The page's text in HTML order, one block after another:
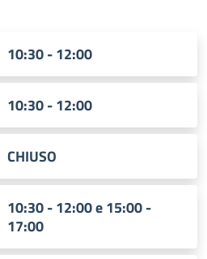
10:30 - 12:00
10:30 - 12:00
CHIUSO
10:30 - 12:00 e 15:00 -
17:00